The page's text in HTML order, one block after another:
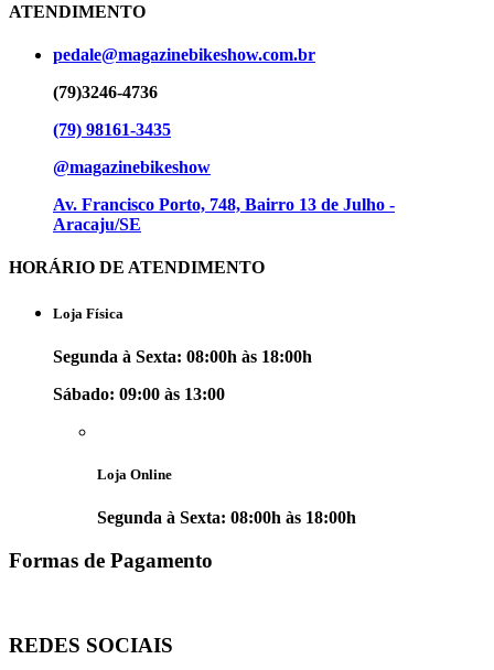
ATENDIMENTO
pedale@magazinebikeshow.com.br
(79)3246-4736
(79) 98161-3435
@magazinebikeshow
⁠Av. Francisco Porto, 748, Bairro 13 de Julho -
Aracaju/SE
HORÁRIO DE ATENDIMENTO
Loja Física
Segunda à Sexta: 08:00h às 18:00h
Sábado: 09:00 às 13:00
Loja Online
Segunda à Sexta: 08:00h às 18:00h
Formas de Pagamento
REDES SOCIAIS